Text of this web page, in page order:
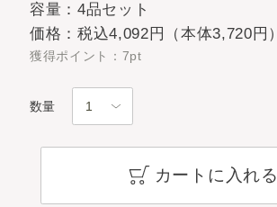
容量：4品セット
価格：税込4,092円（本体3,720円）
獲得ポイント：7pt
数量
カートに入れる